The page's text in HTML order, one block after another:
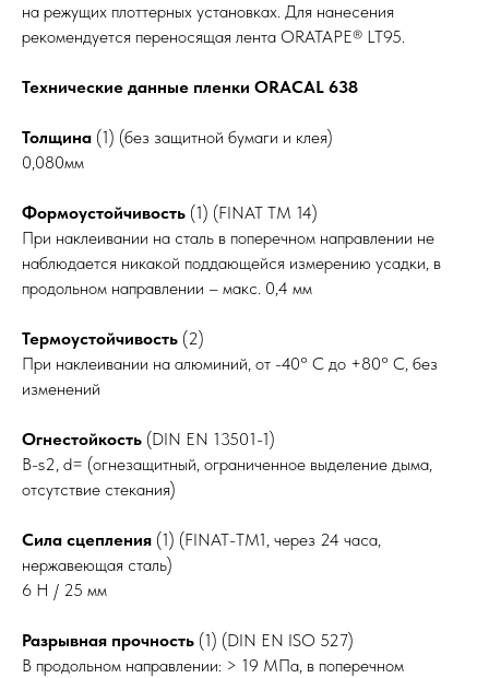
на режущих плоттерных установках. Для нанесения
рекомендуется переносящая лента ORATAPE® LT95.
Технические данные пленки ORACAL 638
Толщина (1) (без защитной бумаги и клея)
0,080мм
Формоустойчивость (1) (FINAT TM 14)
При наклеивании на сталь в поперечном направлении не
наблюдается никакой поддающейся измерению усадки, в
продольном направлении – макс. 0,4 мм
Термоустойчивость (2)
При наклеивании на алюминий, от -40° С до +80° С, без
изменений
Огнестойкость (DIN EN 13501-1)
B-s2, d= (огнезащитный, ограниченное выделение дыма,
отсутствие стекания)
Сила сцепления (1) (FINAT-TM1, через 24 часа,
нержавеющая сталь)
6 Н / 25 мм
Разрывная прочность (1) (DIN EN ISO 527)
В продольном направлении: > 19 МПа, в поперечном